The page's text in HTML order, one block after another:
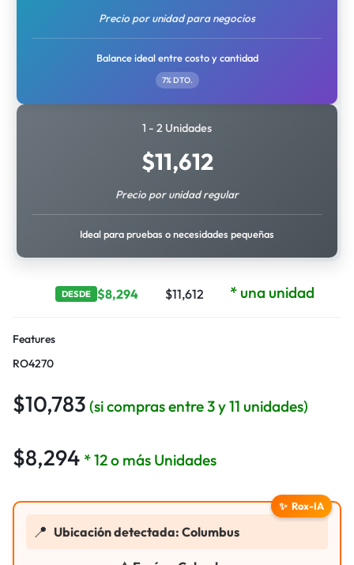
Precio por unidad para negocios
Balance ideal entre costo y cantidad
7% DTO.
1 - 2 Unidades
$11,612
Precio por unidad regular
Ideal para pruebas o necesidades pequeñas
DESDE $8,294 $11,612 * una unidad
Features
RO4270
$10,783 (si compras entre 3 y 11 unidades)
$8,294 * 12 o más Unidades
✨ Rox-IA
📍 Ubicación detectada: Columbus